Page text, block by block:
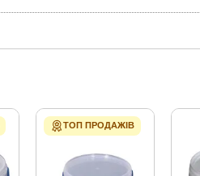
ТОП ПРОДАЖІВ